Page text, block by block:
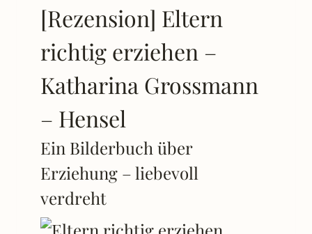
[Rezension] Eltern
richtig erziehen –
Katharina Grossmann
– Hensel
Ein Bilderbuch über
Erziehung – liebevoll
verdreht